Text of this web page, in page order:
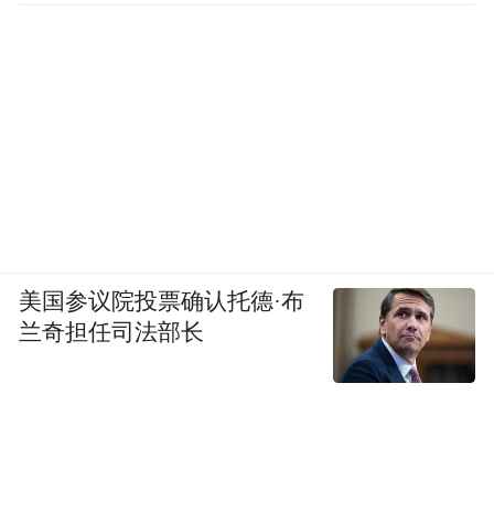
美国参议院投票确认托德·布
兰奇担任司法部长